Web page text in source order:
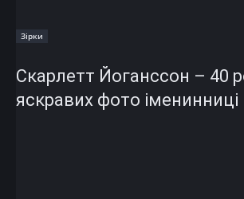
Зірки
Скарлетт Йоганссон – 40
яскравих фото іменинниці